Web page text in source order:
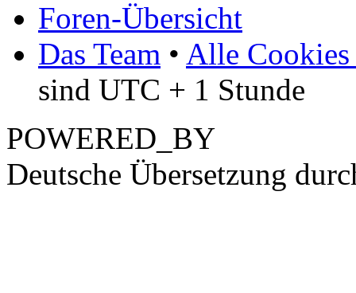
Foren-Übersicht
Das Team • Alle Cookies
sind UTC + 1 Stunde
POWERED_BY
Deutsche Übersetzung